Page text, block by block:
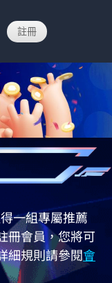
註冊
一組專屬推薦
冊會員，您將可
細規則請參閱會